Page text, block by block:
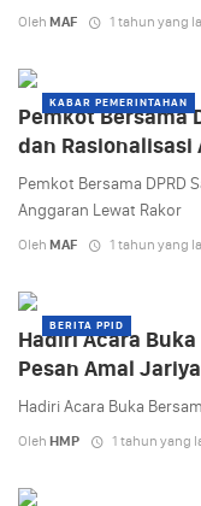
Oleh MAF 1 tahun yang
KABAR PEMERINTAHAN
Pemkot Bersama
dan Rasionalisasi
Pemkot Bersama DPRD
Anggaran Lewat Rakor
Oleh MAF 1 tahun yang
BERITA PPID
Hadiri Acara
Pesan Amal
Hadiri Acara Buka
Oleh HMP 1 tahun yang